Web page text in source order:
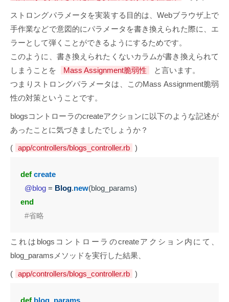
ストロングパラメータを実装する目的は、Webブラウザ上で
手作業などで意図的にパラメータを書き換えられた際に、エ
ラーとして弾くことができるようにするためです。
このように、書き換えられたくないカラムが書き換えられて
しまうことを
Mass Assignment脆弱性
と言います。
つまりストロングパラメータは、このMass Assignment脆弱
性の対策ということです。
blogsコントローラのcreateアクションに以下のような記述が
あったことに気づきましたでしょうか？
( app/controllers/blogs_controller.rb )
def create
@blog = Blog.new(blog_params)
end
#省略
これはblogsコントローラのcreateアクション内にて、
blog_paramsメソッドを実行した結果、
( app/controllers/blogs_controller.rb )
def blog_params